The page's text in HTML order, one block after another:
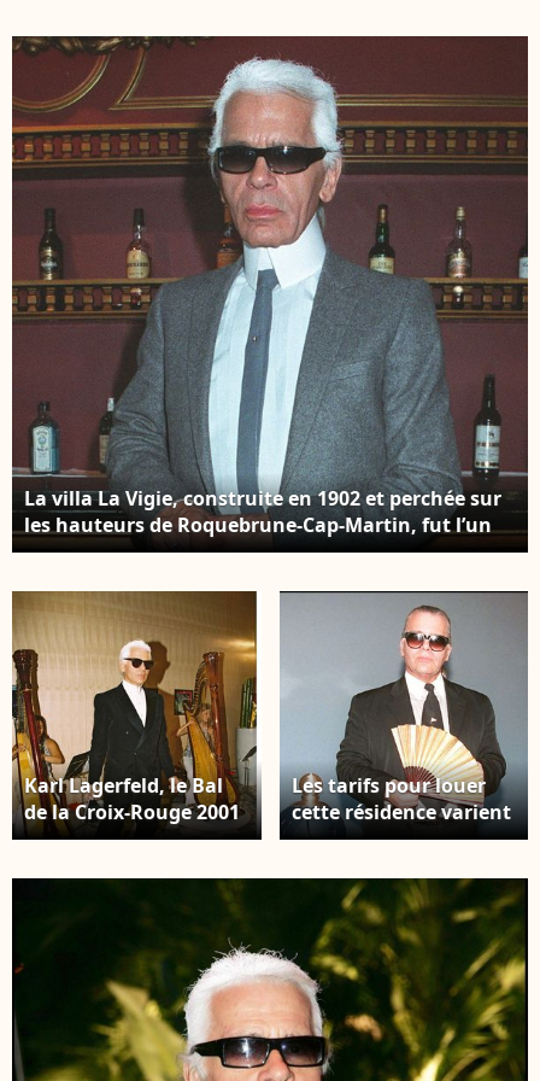
BERTRAND RINDOFF
PETROFF / BESTIMAGE
au milieu des années
2010. Karl Lagerfeld, le
Bal de la Croix-Rouge
2001 à Monaco, plein
pied. DOMINIQUE
JACOVIDES /
BESTIMAGE
La villa La Vigie, construite en 1902 et perchée sur
les hauteurs de Roquebrune-Cap-Martin, fut l’un
des refuges de Karl Lagerfeld de 1986 à 2000. Karl
pour le prix Nijnsky. BERTRAND RINDOFF PETROFF
/ BESTIMAGE
Karl Lagerfeld, le Bal
de la Croix-Rouge 2001
à Monaco, plein pied.
Les tarifs pour louer
cette résidence varient
de 19 000 à 24 000
de La Vigie un lieu
unique alliant luxe,
histoire et style
iconique de Karl
Lagerfeld. Karl
Lagerfeld présente son
nouveau parfum Sun